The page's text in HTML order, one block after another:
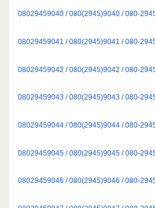
08029459040 / 080(2945)9040 / 080-
08029459041 / 080(2945)9041 / 080-
08029459042 / 080(2945)9042 / 080-
08029459043 / 080(2945)9043 / 080-
08029459044 / 080(2945)9044 / 080-
08029459045 / 080(2945)9045 / 080-
08029459046 / 080(2945)9046 / 080-